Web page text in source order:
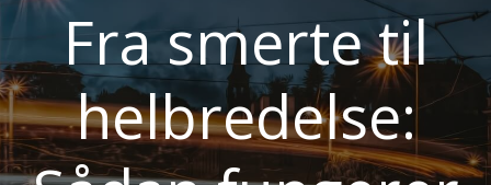
Fra smerte til
helbredelse: